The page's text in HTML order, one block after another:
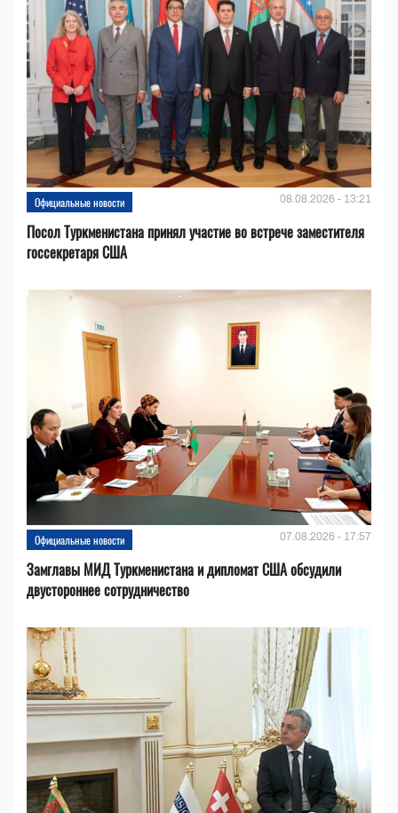
Официальные новости 08.08.2026 - 13:21
Посол Туркменистана принял участие во встрече заместителя
госсекретаря США
Официальные новости 07.08.2026 - 17:57
Замглавы МИД Туркменистана и дипломат США обсудили
двустороннее сотрудничество